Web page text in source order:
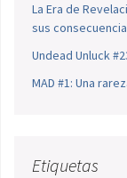
La Era de
sus
Undead Unluck
MAD #1: Una
Etiquetas